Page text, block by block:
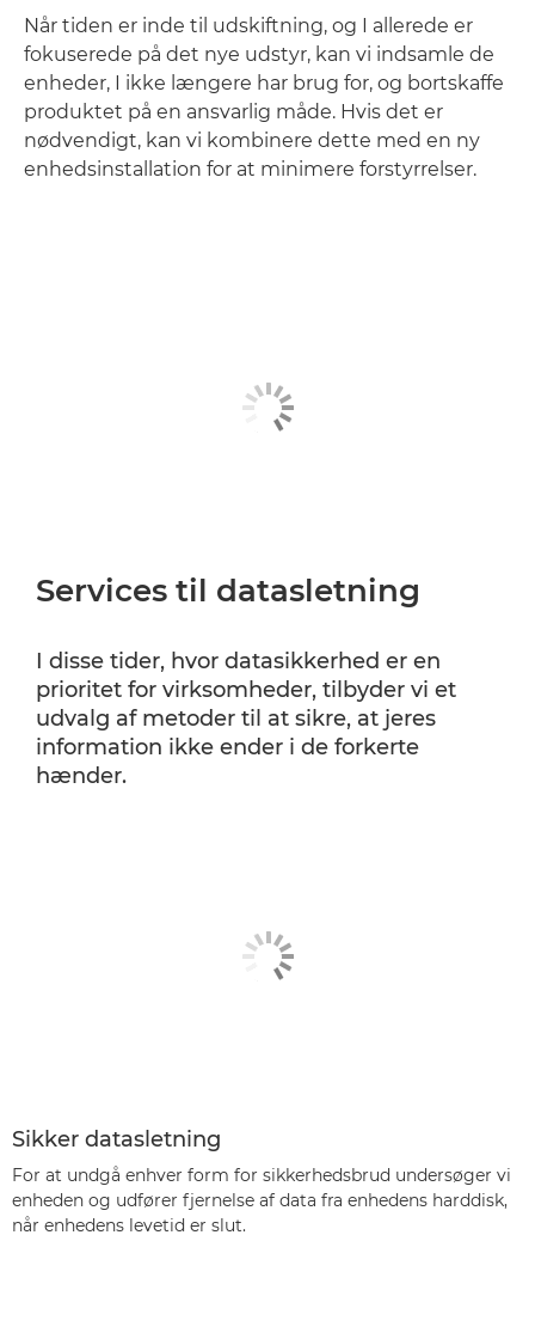
Når tiden er inde til udskiftning, og I allerede er
fokuserede på det nye udstyr, kan vi indsamle de
enheder, I ikke længere har brug for, og bortskaffe
produktet på en ansvarlig måde. Hvis det er
nødvendigt, kan vi kombinere dette med en ny
enhedsinstallation for at minimere forstyrrelser.
Services til datasletning
I disse tider, hvor datasikkerhed er en
prioritet for virksomheder, tilbyder vi et
udvalg af metoder til at sikre, at jeres
information ikke ender i de forkerte
hænder.
Sikker datasletning
For at undgå enhver form for sikkerhedsbrud undersøger vi
enheden og udfører fjernelse af data fra enhedens harddisk,
når enhedens levetid er slut.